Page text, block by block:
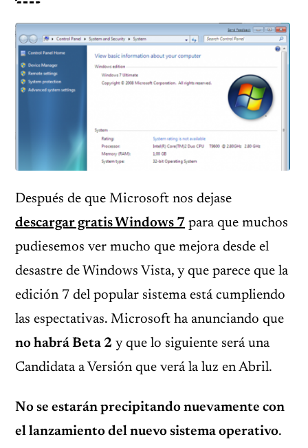
Después de que Microsoft nos dejase
descargar gratis Windows 7 para que muchos
pudiesemos ver mucho que mejora desde el
desastre de Windows Vista, y que parece que la
edición 7 del popular sistema está cumpliendo
las espectativas. Microsoft ha anunciando que
no habrá Beta 2 y que lo siguiente será una
Candidata a Versión que verá la luz en Abril.
No se estarán precipitando nuevamente con
el lanzamiento del nuevo sistema operativo.